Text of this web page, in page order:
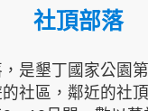
社頂部落
是墾丁國家公園
社區，鄰近的社